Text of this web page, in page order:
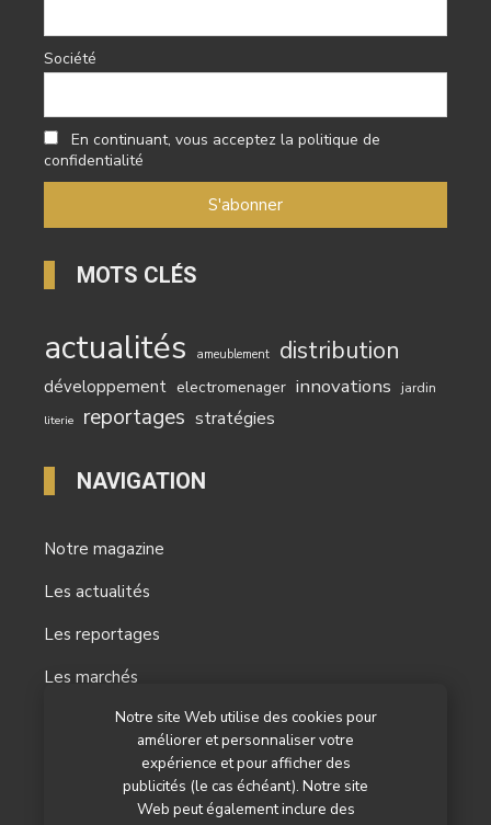
Notre site Web utilise des cookies pour
améliorer et personnaliser votre
expérience et pour afficher des
publicités (le cas échéant). Notre site
Web peut également inclure des
Société
En continuant, vous acceptez la politique de
confidentialité
MOTS CLÉS
actualités ameublement distribution
développement electromenager innovations jardin
literie reportages stratégies
NAVIGATION
Notre magazine
Les actualités
Les reportages
Les marchés
Nos autres titres